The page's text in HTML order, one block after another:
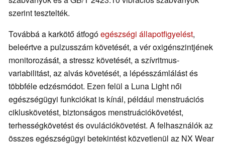
szerint tesztelték.
Továbbá a karkötő átfogóegészségi állapotfigyelést,
beleértve a pulzusszám követését, a vér oxigénszintjének
monitorozását, a stressz követését, a szívritmus-
variabilitást, az alvás követését, a lépésszámlálást és
többféle edzésmódot. Ezen felül a Luna Light női
egészségügyi funkciókat is kínál, például menstruációs
cikluskövetést, biztonságos menstruációkövetést,
terhességkövetést és ovulációkövetést. A felhasználók az
összes egészségügyi betekintést közvetlenül az NX Wear